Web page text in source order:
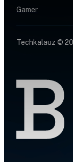
Gamer
Techkalauz ©